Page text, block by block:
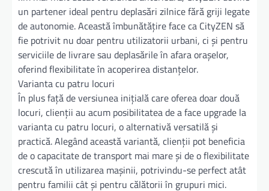
un partener ideal pentru deplasări zilnice fără griji legate
de autonomie. Această îmbunătățire face ca CityZEN să
fie potrivit nu doar pentru utilizatorii urbani, ci și pentru
serviciile de livrare sau deplasările în afara orașelor,
oferind flexibilitate în acoperirea distanțelor.
Varianta cu patru locuri
În plus față de versiunea inițială care oferea doar două
locuri, clienții au acum posibilitatea de a face upgrade la
varianta cu patru locuri, o alternativă versatilă și
practică. Alegând această variantă, clienții pot beneficia
de o capacitate de transport mai mare și de o flexibilitate
crescută în utilizarea mașinii, potrivindu-se perfect atât
pentru familii cât și pentru călătorii în grupuri mici.